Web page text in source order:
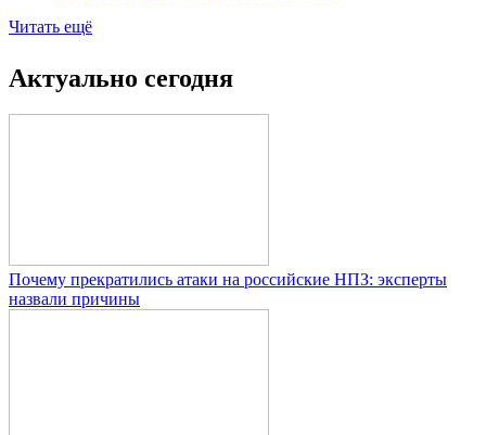
Читать ещё
Актуально сегодня
Почему прекратились атаки на российские НПЗ: эксперты
назвали причины